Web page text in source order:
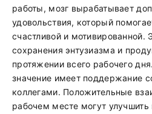
работы, мозг вырабатывает
удовольствия, который
счастливой и мотивированной.
сохранения энтузиазма и
протяжении всего рабочего
значение имеет поддержание
коллегами. Положительные
рабочем месте могут улучшить